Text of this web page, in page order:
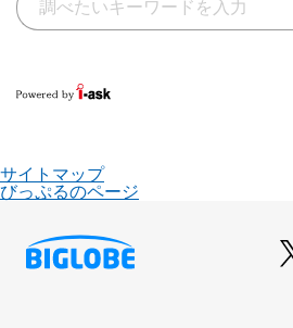
サイトマップ
びっぷるのページ